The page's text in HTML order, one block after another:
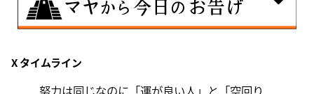
興味のある分野で、熟練を志す日。なんとなくではな
す。
X タイムライン
努力は同じなのに「運が良い人」と「空回り